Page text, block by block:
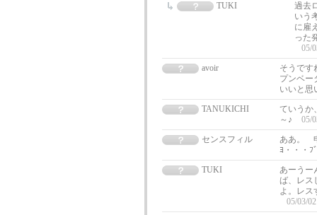
TUKI
過去
いう
に雇
った
05/
avoir
そうです
プンベー
いいと思
TANUKICHI
ていうか
～♪
05/
センスフィル
ああ。
ﾖ・・・ﾌ
TUKI
あーうー
ば、レス
よ。レス
05/03/